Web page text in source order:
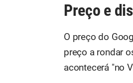
Preço e
O preço do
preço a rondar
acontecerá "no